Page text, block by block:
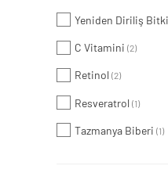
Yeniden Diriliş
C Vitamini (2)
Retinol (2)
Resveratrol (1)
Tazmanya Biberi (1)